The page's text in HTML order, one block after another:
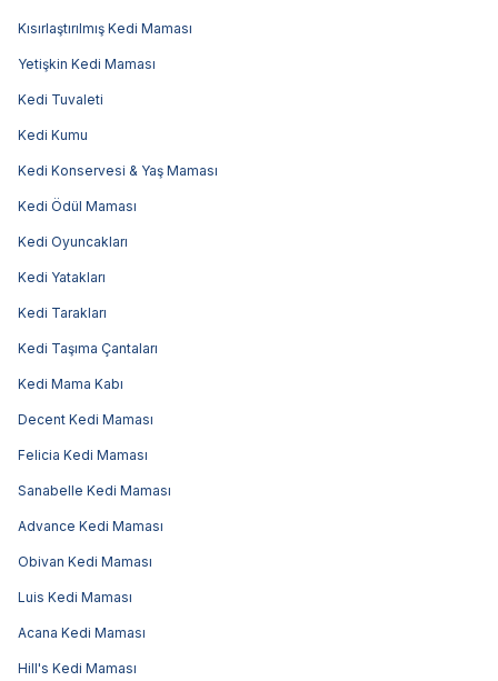
Kısırlaştırılmış Kedi Maması
Yetişkin Kedi Maması
Kedi Tuvaleti
Kedi Kumu
Kedi Konservesi & Yaş Maması
Kedi Ödül Maması
Kedi Oyuncakları
Kedi Yatakları
Kedi Tarakları
Kedi Taşıma Çantaları
Kedi Mama Kabı
Decent Kedi Maması
Felicia Kedi Maması
Sanabelle Kedi Maması
Advance Kedi Maması
Obivan Kedi Maması
Luis Kedi Maması
Acana Kedi Maması
Hill's Kedi Maması